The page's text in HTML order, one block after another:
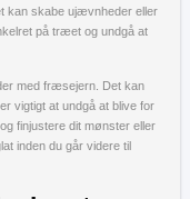
kan skabe ujævnheder eller
på træet og undgå at
med fræsejern. Det kan
vigtigt at undgå at blive for
finjustere dit mønster eller
inden du går videre til